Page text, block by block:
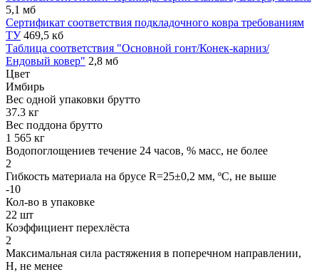
5,1 мб
Сертификат соответствия подкладочного ковра требованиям
ТУ 469,5 кб
Таблица соответствия "Основной гонт/Конек-карниз/
Ендовый ковер" 2,8 мб
Цвет
Имбирь
Вес одной упаковки брутто
37.3 кг
Вес поддона брутто
1 565 кг
Водопоглощениев течение 24 часов, % масс, не более
2
Гибкость материала на брусе R=25±0,2 мм, ºС, не выше
-10
Кол-во в упаковке
22 шт
Коэффициент перехлёста
2
Максимальная сила растяжения в поперечном направлении,
Н, не менее